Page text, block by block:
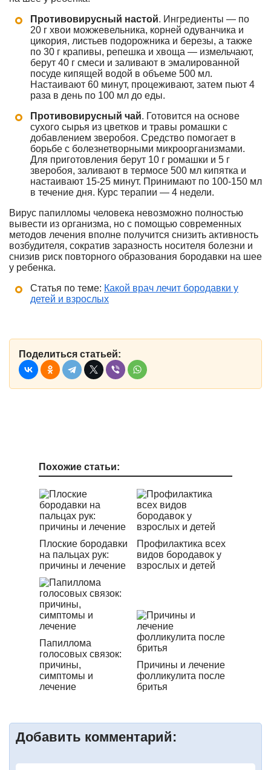
Противовирусный настой. Ингредиенты — по
20 г хвои можжевельника, корней одуванчика и
цикория, листьев подорожника и березы, а также
по 30 г крапивы, репешка и хвоща — измельчают,
берут 40 г смеси и заливают в эмалированной
посуде кипящей водой в объеме 500 мл.
Настаивают 60 минут, процеживают, затем пьют 4
раза в день по 100 мл до еды.
Противовирусный чай. Готовится на основе
сухого сырья из цветков и травы ромашки с
добавлением зверобоя. Средство помогает в
борьбе с болезнетворными микроорганизмами.
Для приготовления берут 10 г ромашки и 5 г
зверобоя, заливают в термосе 500 мл кипятка и
настаивают 15-25 минут. Принимают по 100-150 мл
в течение дня. Курс терапии — 4 недели.
Вирус папилломы человека невозможно полностью
вывести из организма, но с помощью современных
методов лечения вполне получится снизить активность
возбудителя, сократив заразность носителя болезни и
снизив риск повторного образования бородавки на шее
у ребенка.
Статья по теме: Какой врач лечит бородавки у
детей и взрослых
Поделиться статьей:
Похожие статьи:
Плоские бородавки
на пальцах рук:
причины и лечение
Профилактика всех
видов бородавок у
взрослых и детей
Папиллома
голосовых связок:
причины,
симптомы и
лечение
Причины и лечение
фолликулита после
бритья
Добавить комментарий: